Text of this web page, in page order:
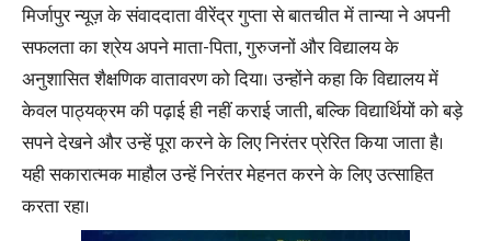
मिर्जापुर न्यूज़ के संवाददाता वीरेंद्र गुप्ता से बातचीत में तान्या ने अपनी
सफलता का श्रेय अपने माता-पिता, गुरुजनों और विद्यालय के
अनुशासित शैक्षणिक वातावरण को दिया। उन्होंने कहा कि विद्यालय में
केवल पाठ्यक्रम की पढ़ाई ही नहीं कराई जाती, बल्कि विद्यार्थियों को बड़े
सपने देखने और उन्हें पूरा करने के लिए निरंतर प्रेरित किया जाता है।
यही सकारात्मक माहौल उन्हें निरंतर मेहनत करने के लिए उत्साहित
करता रहा।